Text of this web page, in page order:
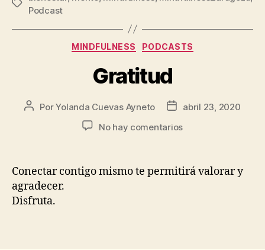
Podcast
MINDFULNESS PODCASTS
Gratitud
PorYolanda Cuevas Ayneto
abril 23, 2020
No hay comentarios
Conectar contigo mismo te permitirá valorar y
agradecer.
Disfruta.